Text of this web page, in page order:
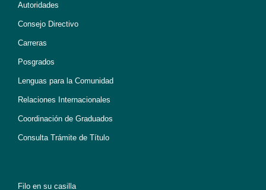
Autoridades
Consejo Directivo
Carreras
Posgrados
Lenguas para la Comunidad
Relaciones Internacionales
Coordinación de Graduados
Consulta Trámite de Título
Filo en su casilla